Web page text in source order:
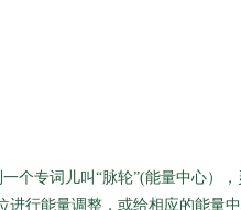
个专词儿叫“脉轮”(能量中心）
进行能量调整，或给相应的能量